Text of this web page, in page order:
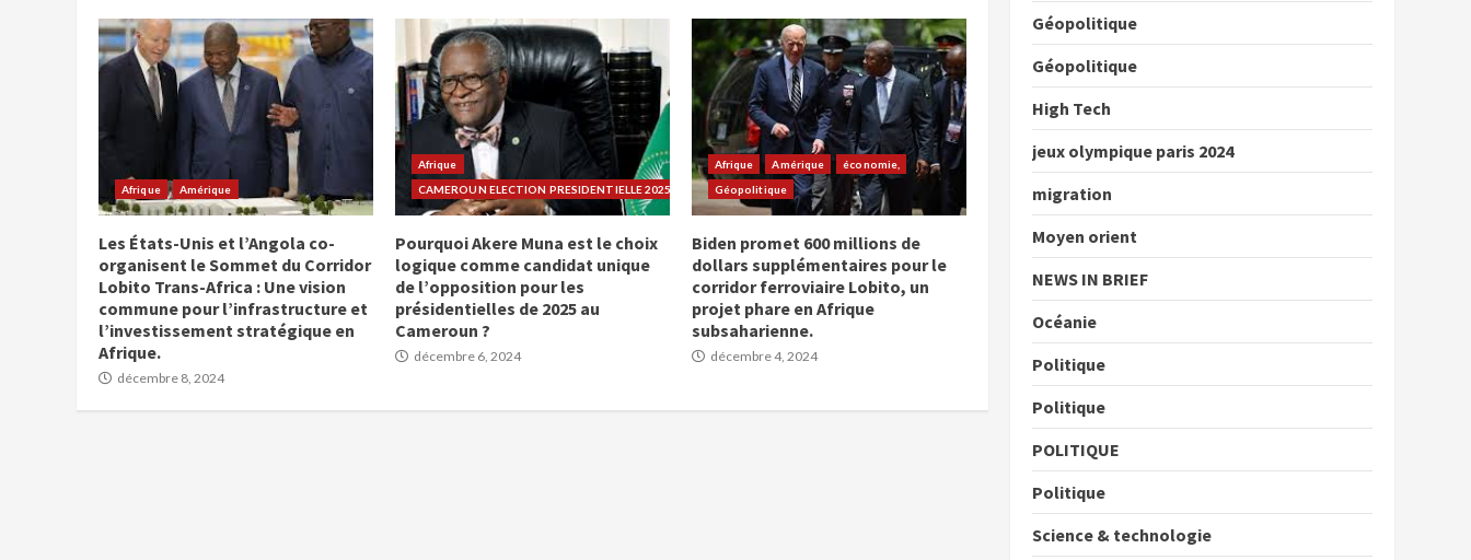
Afrique Amérique
Les États-Unis et l’Angola co-
organisent le Sommet du Corridor
Lobito Trans-Africa : Une vision
commune pour l’infrastructure et
l’investissement stratégique en
Afrique.
décembre 8, 2024
Afrique
CAMEROUN ELECTION PRESIDENTIELLE 2025
Pourquoi Akere Muna est le choix
logique comme candidat unique
de l’opposition pour les
présidentielles de 2025 au
Cameroun ?
décembre 6, 2024
Afrique Amérique
économie,
Géopolitique
Biden promet 600 millions de
dollars supplémentaires pour le
corridor ferroviaire Lobito, un
projet phare en Afrique
subsaharienne.
décembre 4, 2024
Géopolitique
Géopolitique
High Tech
jeux olympique paris 2024
migration
Moyen orient
NEWS IN BRIEF
Océanie
Politique
Politique
POLITIQUE
Politique
Science & technologie